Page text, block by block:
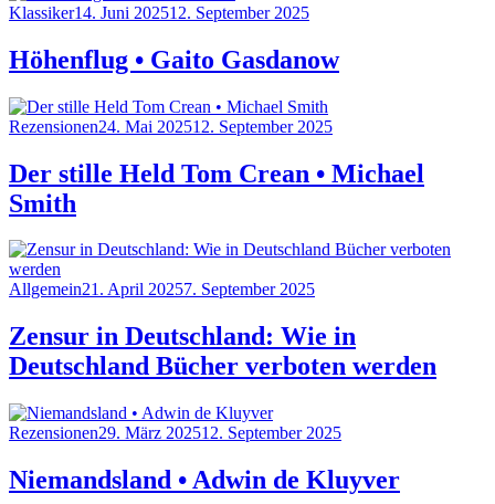
Category
KlassikerPosted
14. Juni 202512. September 2025
Höhenflug • Gaito Gasdanow
Category
RezensionenPosted
24. Mai 202512. September 2025
Der stille Held Tom Crean • Michael
Smith
Category
AllgemeinPosted
21. April 20257. September 2025
Zensur in Deutschland: Wie in
Deutschland Bücher verboten werden
Category
RezensionenPosted
29. März 202512. September 2025
Niemandsland • Adwin de Kluyver